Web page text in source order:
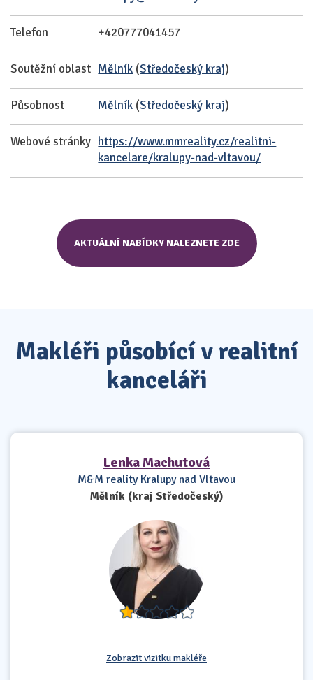
Telefon +420777041457
Soutěžní oblast Mělník (Středočeský kraj)
Působnost Mělník (Středočeský kraj)
Webové stránky https://www.mmreality.cz/realitni-
kancelare/kralupy-nad-vltavou/
AKTUÁLNÍ NABÍDKY NALEZNETE ZDE
Makléři působící v realitní
kanceláři
Lenka Machutová
M&M reality Kralupy nad Vltavou
Mělník (kraj Středočeský)
Zobrazit vizitku makléře